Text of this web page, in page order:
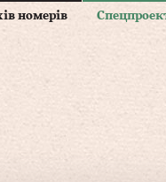
номерів